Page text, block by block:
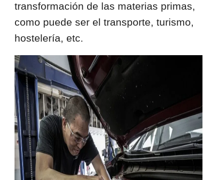
transformación de las materias primas,
como puede ser el transporte, turismo,
hostelería, etc.